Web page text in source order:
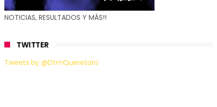
NOTICIAS, RESULTADOS Y MÁS!!
TWITTER
Tweets by @DtmQueretaro